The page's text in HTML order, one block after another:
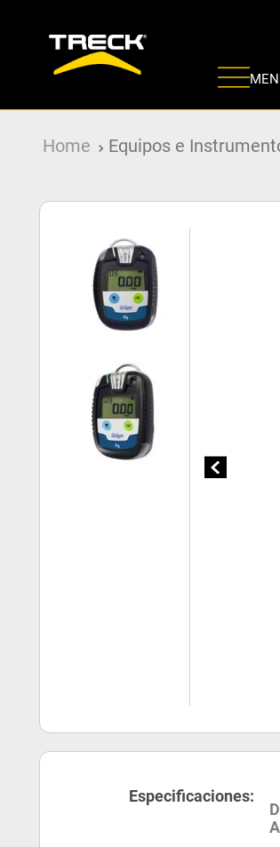
Equipos e
Especificaciones: